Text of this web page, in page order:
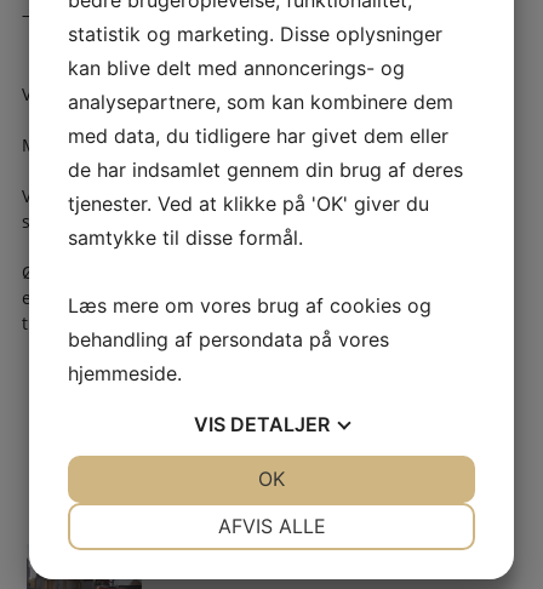
– Alle typer små og store opgaver
Vi klarer også gerne dræning for dig!
Miljørigtigt arbejde i Hjørring
Vi værner om miljøet, og alt nedbrydningsmaterialet bliver
sorteret og genbrugt i henhold til miljøloven.
Ønsker du et uforpligtende tilbud på nedbrydning i Hjørring
eller omegn, eller har du spørgsmål til os, er du velkommen
til at ringe på tlf. 98 97 16 07 eller 40 45 46 15.
statistik og marketing. Disse oplysninger
kan blive delt med annoncerings- og
analysepartnere, som kan kombinere dem
med data, du tidligere har givet dem eller
de har indsamlet gennem din brug af deres
tjenester. Ved at klikke på 'OK' giver du
samtykke til disse formål.
Læs mere om vores brug af cookies og
behandling af persondata på vores
hjemmeside.
VIS DETALJER
AFVIS ALLE
OK